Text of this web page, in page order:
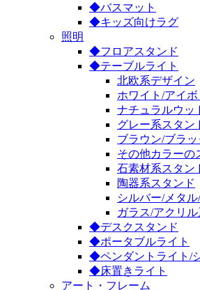
◆バスマット
◆キッズ向けラグ
照明
◆フロアスタンド
◆テーブルライト
北欧系デザイン
ホワイト/アイ
ナチュラルウッ
グレー系スタン
ブラウン/ブラ
その他カラーの
石素材系スタン
陶器系スタンド
シルバー/メタ
ガラス/アクリ
◆デスクスタンド
◆ポータブルライト
◆ペンダントライト/
◆床置きライト
アート・フレーム